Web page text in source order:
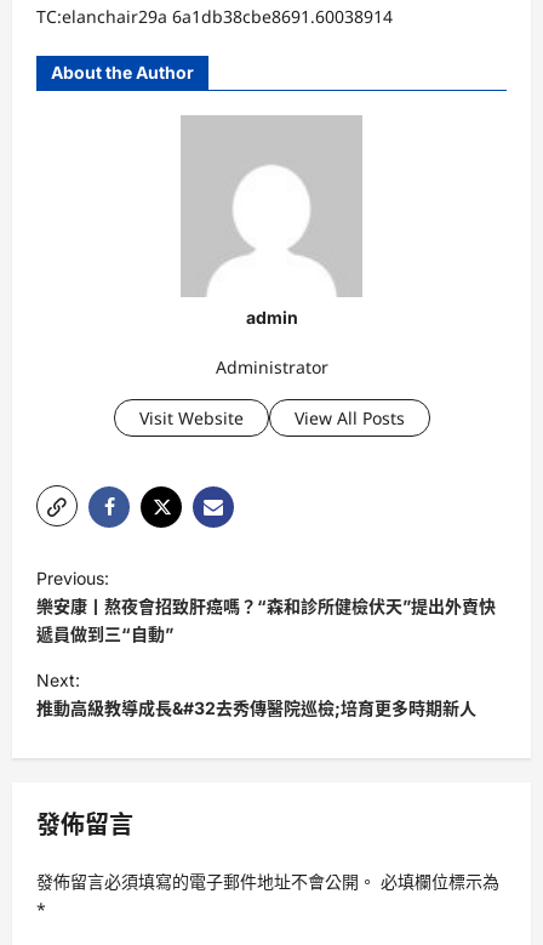
TC:elanchair29a 6a1db38cbe8691.60038914
About the Author
admin
Administrator
Visit Website View All Posts
o
s
t
n
a
i
a
Previous:
樂安康丨熬夜會招致肝癌嗎？“森和診所健檢伏天”提出外賣快
遞員做到三“自動”
Next:
推動高級教導成長&#32去秀傳醫院巡檢;培育更多時期新人
發佈留言
發佈留言必須填寫的電子郵件地址不會公開。 必填欄位標示為
*